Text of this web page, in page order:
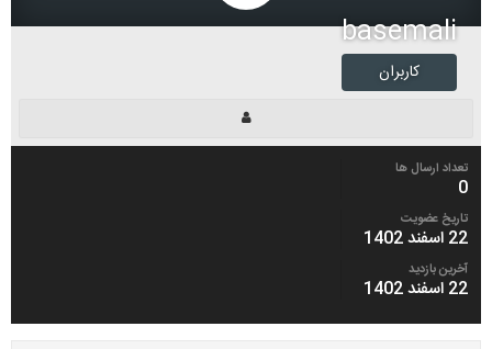
basemali
کاربران
تعداد ارسال ها
0
تاریخ عضویت
22 اسفند 1402
آخرین بازدید
22 اسفند 1402